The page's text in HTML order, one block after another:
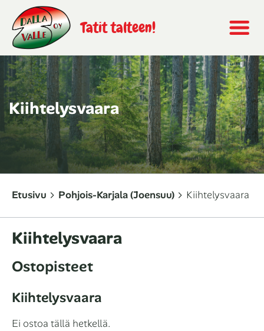
Tatit talteen!
Kiihtelysvaara
Etusivu Pohjois-Karjala (Joensuu) Kiihtelysvaara
Kiihtelysvaara
Ostopisteet
Kiihtelysvaara
Ei ostoa tällä hetkellä.